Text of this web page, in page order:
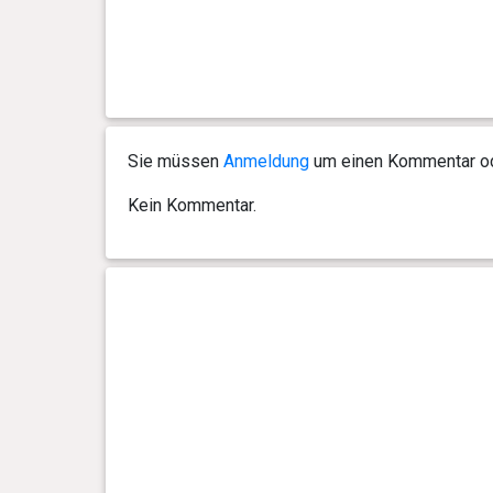
Sie müssen Anmeldungum einen Kommentar
Kein Kommentar.